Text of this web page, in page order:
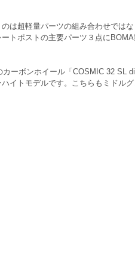
は超軽量パーツの組み合わせでは
トポストの主要パーツ３点に
ーボンホイール「COSMIC 32 SL
イトモデルです。こちらもミドルグ